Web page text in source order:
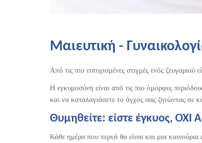
Μαιευτική -
Από τις πιο ευτυχισμένες στιγμές ενός ζευγαριού
Η εγκυμοσύνη είναι από τις πιο όμορφες
και να καταλαγιάσετε το άγχος σας ζητώντας σε
Θυμηθείτε: είστε έγκυος, ΟΧΙ
Κάθε ημέρα που περνά θα είναι και μια